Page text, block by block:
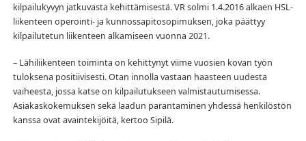
kilpailukyvyn jatkuvasta kehittämisestä. VR solmi 1.4.2016 alkaen HSL-
liikenteen operointi- ja kunnossapitosopimuksen, joka päättyy
kilpailutetun liikenteen alkamiseen vuonna 2021.
– Lähiliikenteen toiminta on kehittynyt viime vuosien kovan työn
tuloksena positiivisesti. Otan innolla vastaan haasteen uudesta
vaiheesta, jossa katse on kilpailutukseen valmistautumisessa.
Asiakaskokemuksen sekä laadun parantaminen yhdessä henkilöstön
kanssa ovat avaintekijöitä, kertoo Sipilä.